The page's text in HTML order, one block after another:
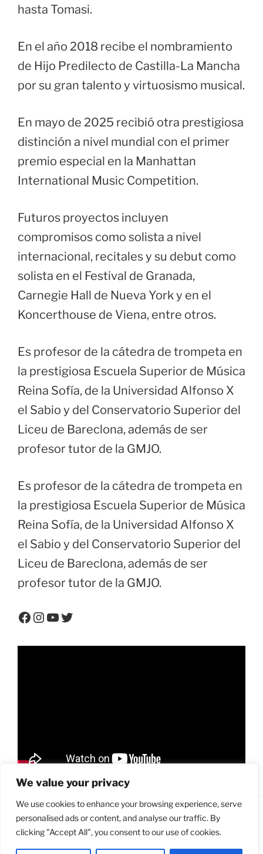
We value your privacy
We use cookies to enhance your browsing experience, serve
personalised ads or content, and analyse our traffic. By
clicking "Accept All", you consent to our use of cookies.
hasta Tomasi.
En el año 2018 recibe el nombramiento
de Hijo Predilecto de Castilla-La Mancha
por su gran talento y virtuosismo musical.
En mayo de 2025 recibió otra prestigiosa
distinción a nivel mundial con el primer
premio especial en la Manhattan
International Music Competition.
Futuros proyectos incluyen
compromisos como solista a nivel
internacional, recitales y su debut como
solista en el Festival de Granada,
Carnegie Hall de Nueva York y en el
Koncerthouse de Viena, entre otros.
Es profesor de la cátedra de trompeta en
la prestigiosa Escuela Superior de Música
Reina Sofía, de la Universidad Alfonso X
el Sabio y del Conservatorio Superior del
Liceu de Bareclona, además de ser
profesor tutor de la GMJO.
Es profesor de la cátedra de trompeta en
la prestigiosa Escuela Superior de Música
Reina Sofía, de la Universidad Alfonso X
el Sabio y del Conservatorio Superior del
Liceu de Bareclona, además de ser
profesor tutor de la GMJO.
Facebook
Instagram
YouTube
Twitter
Facebookinstagram